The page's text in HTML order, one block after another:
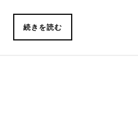
続きを読む